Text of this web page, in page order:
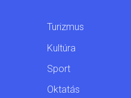
Turizmus
Kultúra
Sport
Oktatás